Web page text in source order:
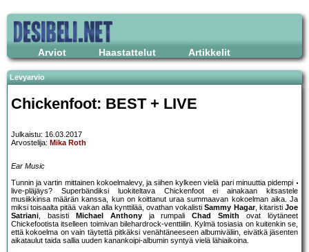
Arviot Haastattelut Artikkelit
Levyarvio
Chickenfoot: BEST + LIVE
Julkaistu: 16.03.2017
Arvostelija: Mika Roth
Ear Music
Tunnin ja vartin mittainen kokoelmalevy, ja siihen kylkeen vielä pari minuuttia pidempi
live-pläjäys? Superbändiksi luokiteltava Chickenfoot ei ainakaan kitsastele
musiikkinsa määrän kanssa, kun on koittanut uraa summaavan kokoelman aika. Ja
miksi toisaalta pitää vakan alla kynttilää, ovathan vokalistiSammy Hagar, kitaristiJoe
Satriani, basisti Michael Anthonyja rumpaliChad Smith
ovat löytäneet
Chickefootista itselleen toimivan bilehardrock-venttiilin. Kylmä tosiasia on kuitenkin se,
että kokoelma on vain täytettä pitkäksi venähtäneeseen albumiväliin, eivätkä jäsenten
aikataulut taida sallia uuden kanankoipi-albumin syntyä vielä lähiaikoina.